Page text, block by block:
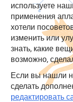
используете
применения
хотели
изменить или
знать, какие
возможно,
Если вы нашли
сделать
редактировать